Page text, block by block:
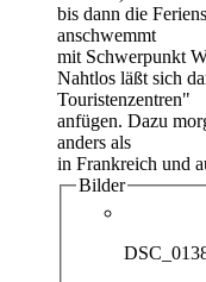
bis dann die
anschwemmt
mit Schwerpunkt
Nahtlos läßt sich
Touristenzentren"
anfügen. Dazu
anders als
in Frankreich und
Bilder